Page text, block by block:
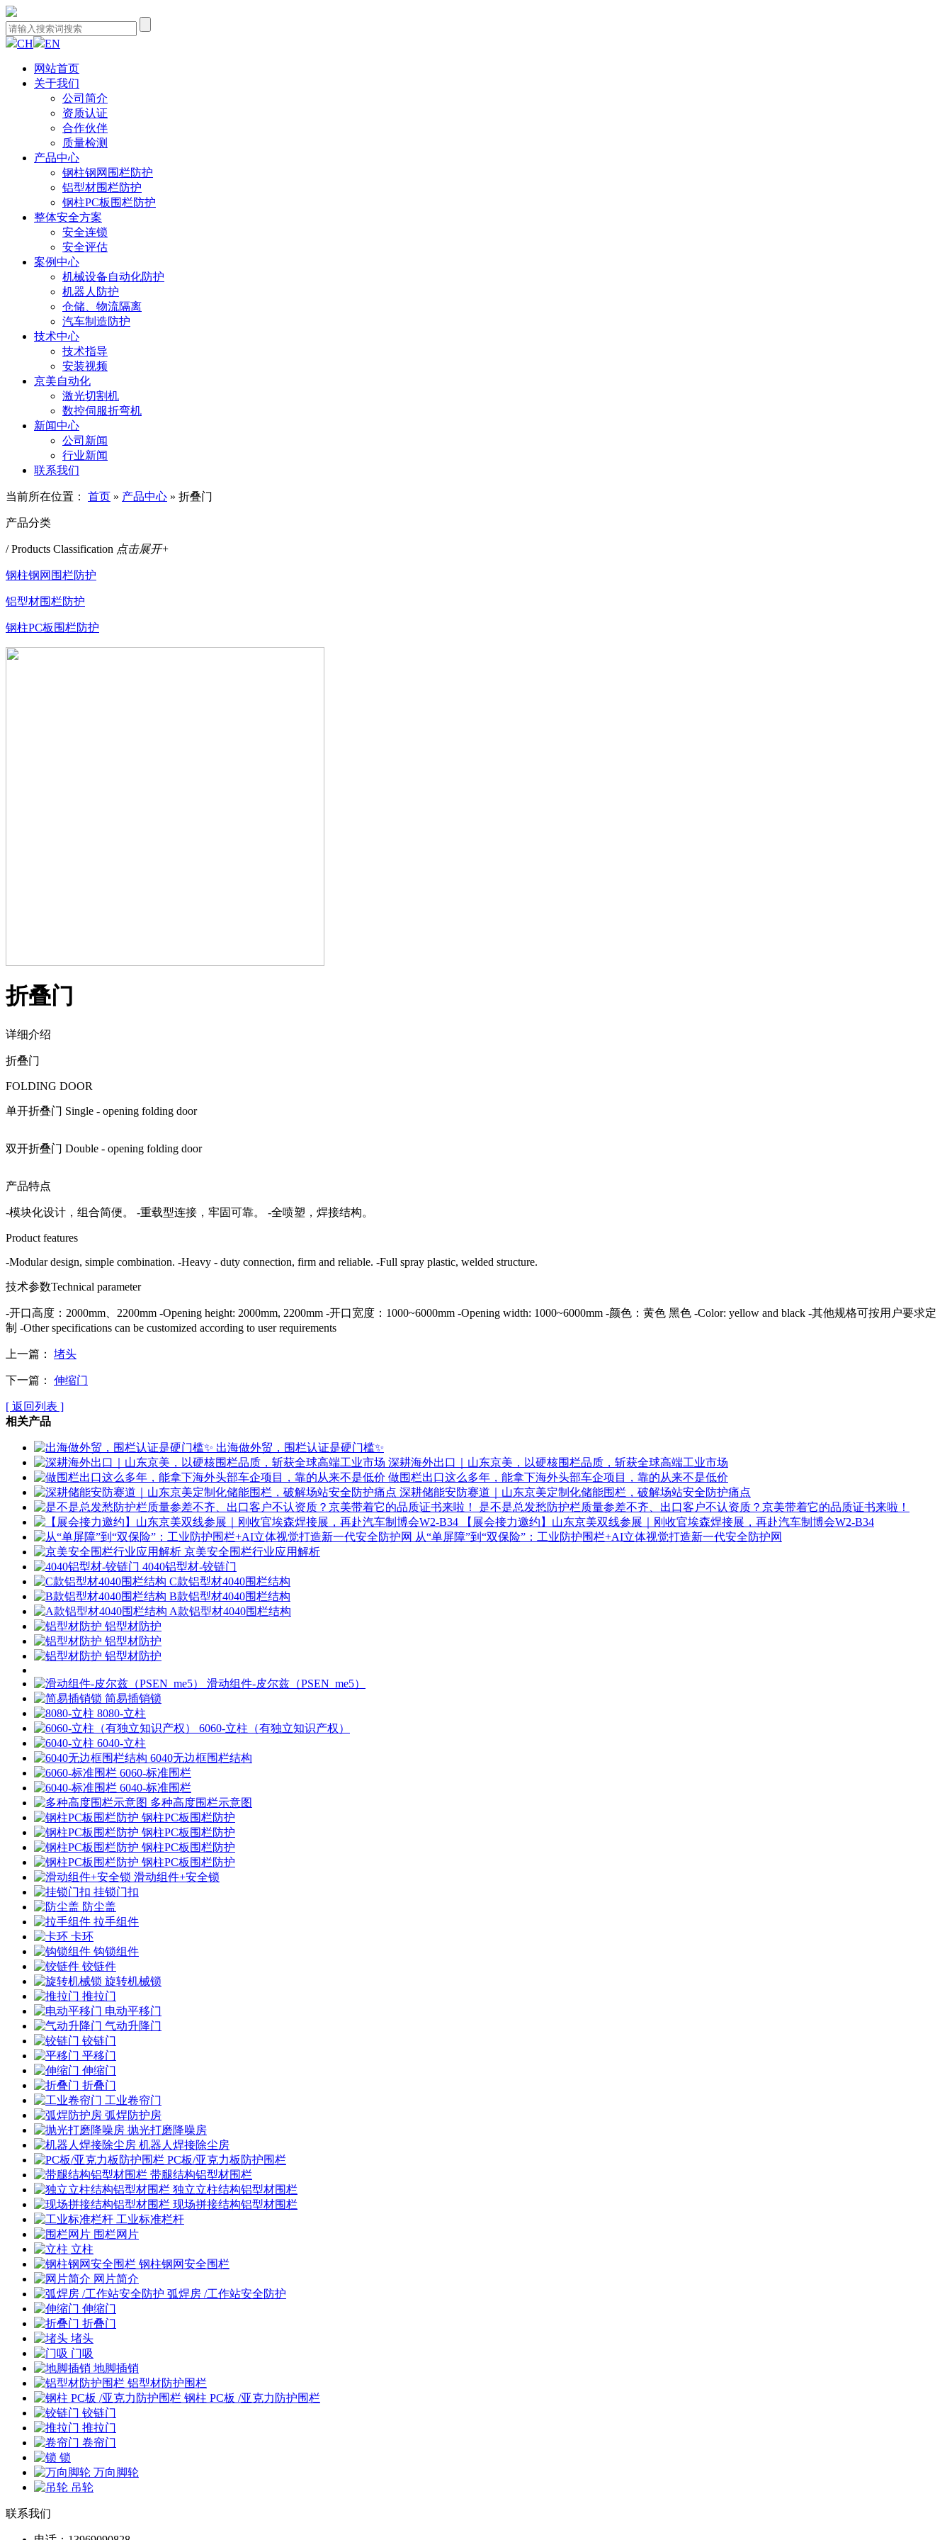
CH EN
网站首页
关于我们
公司简介
资质认证
合作伙伴
质量检测
产品中心
钢柱钢网围栏防护
铝型材围栏防护
钢柱PC板围栏防护
整体安全方案
安全连锁
安全评估
案例中心
机械设备自动化防护
机器人防护
仓储、物流隔离
汽车制造防护
技术中心
技术指导
安装视频
京美自动化
激光切割机
数控伺服折弯机
新闻中心
公司新闻
行业新闻
联系我们
当前所在位置： 首页 » 产品中心 » 折叠门
产品分类
/ Products Classification 点击展开+
钢柱钢网围栏防护
铝型材围栏防护
钢柱PC板围栏防护
折叠门
详细介绍
折叠门
FOLDING DOOR
单开折叠门 Single - opening folding door
双开折叠门 Double - opening folding door
产品特点
-模块化设计，组合简便。 -重载型连接，牢固可靠。 -全喷塑，焊接结构。
Product features
-Modular design, simple combination. -Heavy - duty connection, firm and reliable. -Full spray plastic, welded structure.
技术参数Technical parameter
-开口高度：2000mm、2200mm -Opening height: 2000mm, 2200mm -开口宽度：1000~6000mm -Opening width: 1000~6000mm -颜色：黄色 黑色 -Color: yellow and black -其他规格可按用户要求定
制 -Other specifications can be customized according to user requirements
上一篇： 堵头
下一篇： 伸缩门
[ 返回列表 ]
相关产品
出海做外贸，围栏认证是硬门槛✨
深耕海外出口｜山东京美，以硬核围栏品质，斩获全球高端工业市场
做围栏出口这么多年，能拿下海外头部车企项目，靠的从来不是低价
深耕储能安防赛道｜山东京美定制化储能围栏，破解场站安全防护痛点
是不是总发愁防护栏质量参差不齐、出口客户不认资质？京美带着它的品质证书来啦！
【展会接力邀约】山东京美双线参展｜刚收官埃森焊接展，再赴汽车制博会W2-B34
从“单屏障”到“双保险”：工业防护围栏+AI立体视觉打造新一代安全防护网
京美安全围栏行业应用解析
4040铝型材-铰链门
C款铝型材4040围栏结构
B款铝型材4040围栏结构
A款铝型材4040围栏结构
铝型材防护
铝型材防护
铝型材防护
滑动组件-皮尔兹（PSEN_me5）
简易插销锁
8080-立柱
6060-立柱（有独立知识产权）
6040-立柱
6040无边框围栏结构
6060-标准围栏
6040-标准围栏
多种高度围栏示意图
钢柱PC板围栏防护
钢柱PC板围栏防护
钢柱PC板围栏防护
钢柱PC板围栏防护
滑动组件+安全锁
挂锁门扣
防尘盖
拉手组件
卡环
钩锁组件
铰链件
旋转机械锁
推拉门
电动平移门
气动升降门
铰链门
平移门
伸缩门
折叠门
工业卷帘门
弧焊防护房
抛光打磨降噪房
机器人焊接除尘房
PC板/亚克力板防护围栏
带腿结构铝型材围栏
独立立柱结构铝型材围栏
现场拼接结构铝型材围栏
工业标准栏杆
围栏网片
立柱
钢柱钢网安全围栏
网片简介
弧焊房 /工作站安全防护
伸缩门
折叠门
堵头
门吸
地脚插销
铝型材防护围栏
钢柱 PC板 /亚克力防护围栏
铰链门
推拉门
卷帘门
锁
万向脚轮
吊轮
联系我们